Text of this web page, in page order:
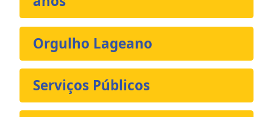
Orgulho Lageano
Serviços Públicos